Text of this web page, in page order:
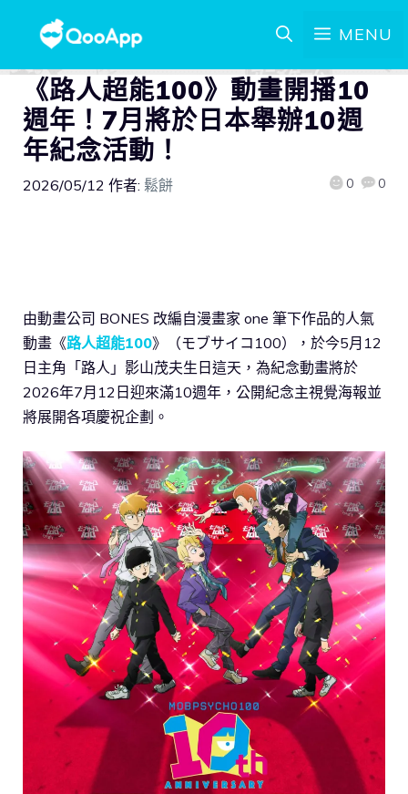
MENU
《路人超能100》動畫開播10
週年！7月將於日本舉辦10週
年紀念活動！
2026/05/12 作者: 鬆餅 0 0
由動畫公司 BONES 改編自漫畫家 one 筆下作品的人氣
動畫《路人超能100》（モブサイコ100），於今5月12
日主角「路人」影山茂夫生日這天，為紀念動畫將於
2026年7月12日迎來滿10週年，公開紀念主視覺海報並
將展開各項慶祝企劃。